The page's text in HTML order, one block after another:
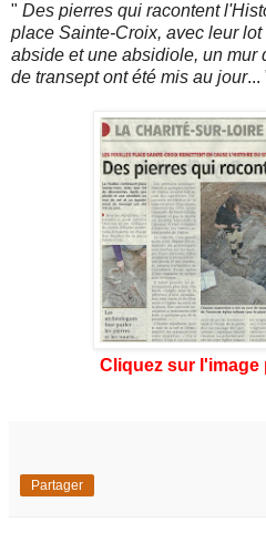
" Des pierres qui racontent
place Sainte-Croix, avec leur
abside et une absidiole, un mur
de transept ont été mis au jour...
Cliquez sur l'image
Partager